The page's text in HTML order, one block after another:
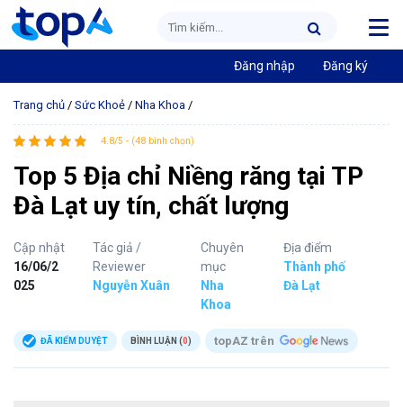
Đăng nhập Đăng ký
Trang chủ / Sức Khoẻ / Nha Khoa /
4.8/5 - (48 bình chọn)
Top 5 Địa chỉ Niềng răng tại TP
Đà Lạt uy tín, chất lượng
Cập nhật
16/06/2
025
Tác giả /
Reviewer
Nguyễn Xuân
Chuyên
mục
Nha
Khoa
Địa điểm
Thành phố
Đà Lạt
ĐÃ KIỂM DUYỆT BÌNH LUẬN (0) topAZ trên